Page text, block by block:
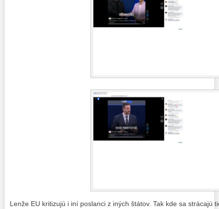
Lenže EU kritizujú i iní poslanci z iných štátov. Tak kde sa strácajú